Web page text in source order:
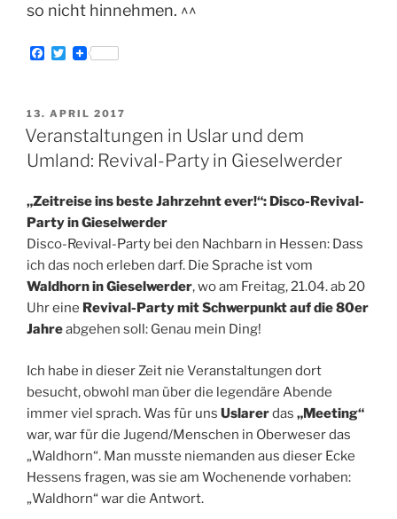
so nicht hinnehmen. ^^
F
b
o
T
t
r
VERÖFFENTLICHT
AM
13. APRIL 2017
Veranstaltungen in Uslar und dem
Umland: Revival-Party in Gieselwerder
„Zeitreise ins beste Jahrzehnt ever!“: Disco-Revival-
Party in Gieselwerder
Disco-Revival-Party bei den Nachbarn in Hessen: Dass
ich das noch erleben darf. Die Sprache ist vom
Waldhorn in Gieselwerder, wo am Freitag, 21.04. ab 20
Uhr eine Revival-Party mit Schwerpunkt auf die 80er
Jahreabgehen soll: Genau mein Ding!
Ich habe in dieser Zeit nie Veranstaltungen dort
besucht, obwohl man über die legendäre Abende
immer viel sprach. Was für uns Uslarerdas „Meeting“
war, war für die Jugend/Menschen in Oberweser das
„Waldhorn“. Man musste niemanden aus dieser Ecke
Hessens fragen, was sie am Wochenende vorhaben:
„Waldhorn“ war die Antwort.